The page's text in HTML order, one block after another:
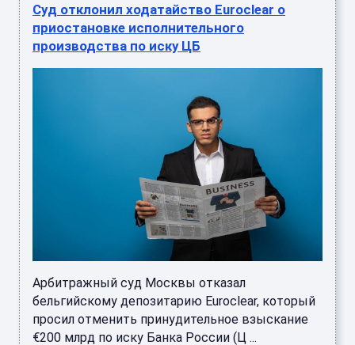
Суд отклонил ходатайство Euroclear о
приостановке исполнительного
производства по иску ЦБ
Арбитражный суд Москвы отказал
бельгийскому депозитарию Euroclear, который
просил отменить принудительное взыскание
€200 млрд по иску Банка России (Ц ...